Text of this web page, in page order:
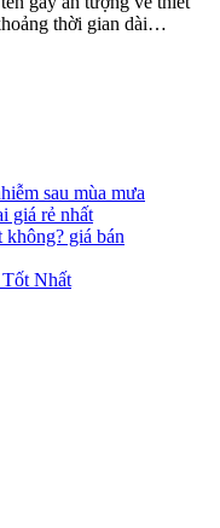
thời gian dài…
sau mùa mưa
giá rẻ nhất
giá bán
Nhất